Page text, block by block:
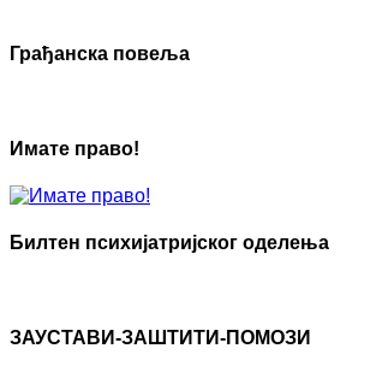
Грађанска повеља
Имате право!
Билтен психијатријског оделења
ЗАУСТАВИ-ЗАШТИТИ-ПОМОЗИ